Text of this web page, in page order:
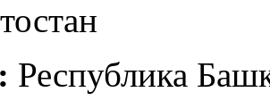
Республика